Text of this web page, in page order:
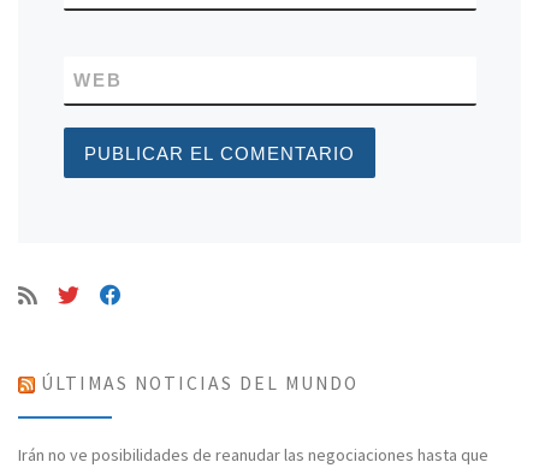
WEB
ÚLTIMAS NOTICIAS DEL MUNDO
Irán no ve posibilidades de reanudar las negociaciones hasta que